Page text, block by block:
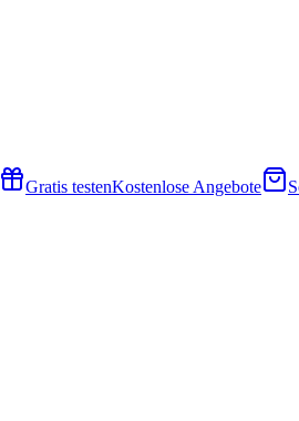
Gratis testenKostenlose Angebote